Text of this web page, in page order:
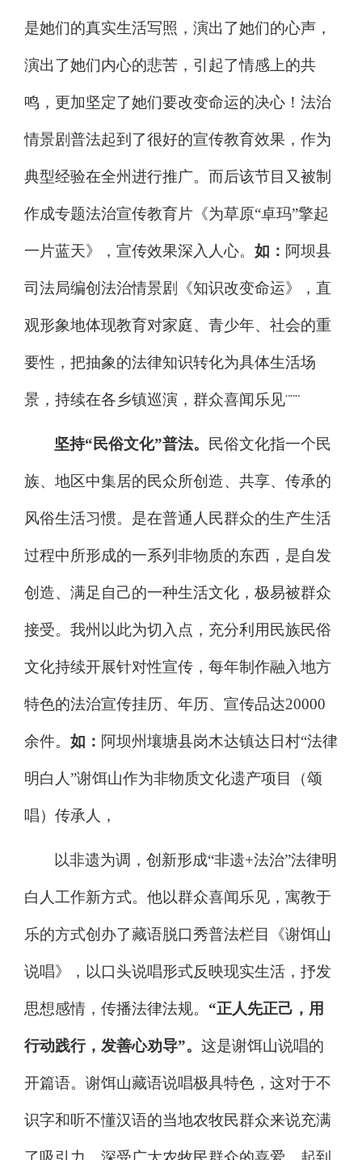
是她们的真实生活写照，演出了她们的心声，
演出了她们内心的悲苦，引起了情感上的共
鸣，更加坚定了她们要改变命运的决心！法治
情景剧普法起到了很好的宣传教育效果，作为
典型经验在全州进行推广。而后该节目又被制
作成专题法治宣传教育片《为草原“卓玛”擎起
一片蓝天》，宣传效果深入人心。 如： 阿坝县
司法局编创法治情景剧《知识改变命运》，直
观形象地体现教育对家庭、青少年、社会的重
要性，把抽象的法律知识转化为具体生活场
景，持续在各乡镇巡演，群众喜闻乐见¨¨¨
坚持“民俗文化”普法。 民俗文化指一个民
族、地区中集居的民众所创造、共享、传承的
风俗生活习惯。是在普通人民群众的生产生活
过程中所形成的一系列非物质的东西，是自发
创造、满足自己的一种生活文化 ，极易被群众
接受。我州以此为切入点，充分利用民族民俗
文化持续开展针对性宣传，每年制作融入地方
特色的法治宣传挂历、年历、宣传品达20000
余件。 如： 阿坝州壤塘县岗木达镇达日村“法律
明白人”谢饵山作为非物质文化遗产项目（颂
唱）传承人，
以非遗为调，创新形成“非遗+法治”法律明
白人工作新方式。他以群众喜闻乐见，寓教于
乐的方式创办了藏语脱口秀普法栏目《谢饵山
说唱》，以口头说唱形式反映现实生活，抒发
思想感情，传播法律法规。 “正人先正己，用
行动践行，发善心劝导”。 这是谢饵山说唱的
开篇语。谢饵山藏语说唱极具特色，这对于不
识字和听不懂汉语的当地农牧民群众来说充满